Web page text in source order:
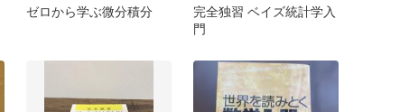
ゼロから学ぶ微分積分
完全独習 ベイズ統計学入
門